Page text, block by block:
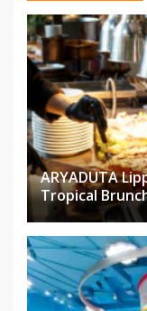
ARYADUTA
Tropical